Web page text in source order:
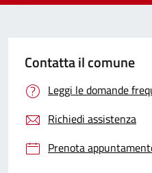
Contatta il comune
Leggi le domande
Richiedi assistenza
Prenota